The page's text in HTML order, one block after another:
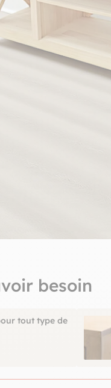
besoin
tout type de